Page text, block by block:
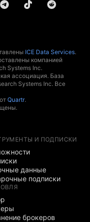
ICE Data Services.
компанией
Systems Inc.
ассоциация. База
Systems Inc. Все
Quartr.
И ПОДПИСКИ
данные
подписки
брокеров